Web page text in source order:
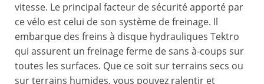
vitesse. Le principal facteur de sécurité apporté par
ce vélo est celui de son système de freinage. Il
embarque des freins à disque hydrauliques Tektro
qui assurent un freinage ferme de sans à-coups sur
toutes les surfaces. Que ce soit sur terrains secs ou
sur terrains humides, vous pouvez ralentir et